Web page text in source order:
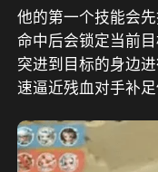
他的第一个技能会
命中后会锁定当前
突进到目标的身边
速逼近残血对手补足